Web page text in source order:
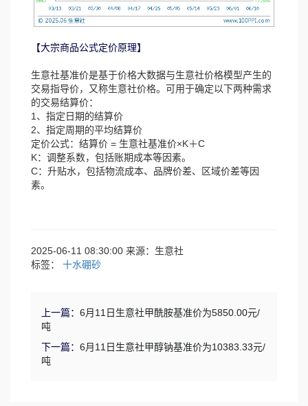
【大宗商品公式定价原理】
生意社基准价是基于价格大数据与生意社价格模型产生的
交易指导价，又称生意社价格。可用于确定以下两种需求
的交易结算价：
1、指定日期的结算价
2、指定周期的平均结算价
定价公式：结算价 = 生意社基准价×K＋C
K：调整系数，包括账期成本等因素。
C：升贴水，包括物流成本、品牌价差、区域价差等因
素。
2025-06-11 08:30:00 来源：生意社
标签： 十水硼砂
上一篇： 6月11日生意社甲酰胺基准价为5850.00元/
吨
下一篇： 6月11日生意社甲醇钠基准价为10383.33元/
吨